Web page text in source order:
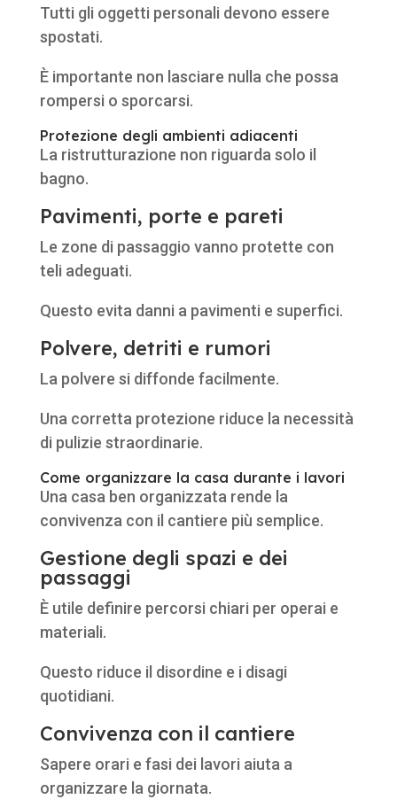
Tutti gli oggetti personali devono essere
spostati.
È importante non lasciare nulla che possa
rompersi o sporcarsi.
Protezione degli ambienti adiacenti
La ristrutturazione non riguarda solo il
bagno.
Pavimenti, porte e pareti
Le zone di passaggio vanno protette con
teli adeguati.
Questo evita danni a pavimenti e superfici.
Polvere, detriti e rumori
La polvere si diffonde facilmente.
Una corretta protezione riduce la necessità
di pulizie straordinarie.
Come organizzare la casa durante i lavori
Una casa ben organizzata rende la
convivenza con il cantiere più semplice.
Gestione degli spazi e dei
passaggi
È utile definire percorsi chiari per operai e
materiali.
Questo riduce il disordine e i disagi
quotidiani.
Convivenza con il cantiere
Sapere orari e fasi dei lavori aiuta a
organizzare la giornata.